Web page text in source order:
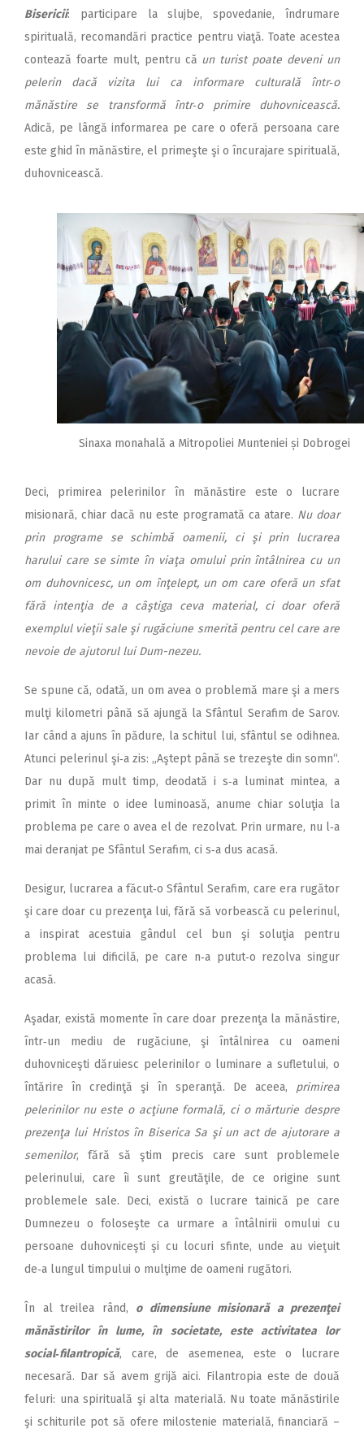
Bisericii: participare la slujbe, spovedanie, îndrumare
spirituală, recomandări practice pentru viaţă. Toate acestea
contează foarte mult, pentru că un turist poate deveni un
pelerin dacă vizita lui ca informare culturală într‑o
mănăstire se transformă într‑o primire duhovnicească.
Adică, pe lângă informarea pe care o oferă persoana care
este ghid în mănăstire, el primeşte şi o încurajare spirituală,
duhovnicească.
Sinaxa monahală a Mitropoliei Munteniei și Dobrogei
Deci, primirea pelerinilor în mănăstire este o lucrare
misionară, chiar dacă nu este programată ca atare. Nu doar
prin programe se schimbă oamenii, ci şi prin lucrarea
harului care se simte în viaţa omului prin întâlnirea cu un
om duhovnicesc, un om înţelept, un om care oferă un sfat
fără intenţia de a câştiga ceva material, ci doar oferă
exemplul vieţii sale şi rugăciune smerită pentru cel care are
nevoie de ajutorul lui Dum-nezeu.
Se spune că, odată, un om avea o problemă mare şi a mers
mulţi kilometri până să ajungă la Sfântul Serafim de Sarov.
Iar când a ajuns în pădure, la schitul lui, sfântul se odihnea.
Atunci pelerinul şi‑a zis: „Aştept până se trezeşte din somn“.
Dar nu după mult timp, deodată i s‑a luminat mintea, a
primit în minte o idee luminoasă, anume chiar soluţia la
problema pe care o avea el de rezolvat. Prin urmare, nu l‑a
mai deranjat pe Sfântul Serafim, ci s‑a dus acasă.
Desigur, lucrarea a făcut‑o Sfântul Serafim, care era rugător
şi care doar cu prezenţa lui, fără să vorbească cu pelerinul,
a inspirat acestuia gândul cel bun şi soluţia pentru
problema lui dificilă, pe care n‑a putut‑o rezolva singur
acasă.
Aşadar, există momente în care doar prezenţa la mănăstire,
într‑un mediu de rugăciune, şi întâlnirea cu oameni
duhovniceşti dăruiesc pelerinilor o luminare a sufletului, o
întărire în credinţă şi în speranţă. De aceea, primirea
pelerinilor nu este o acţiune formală, ci o mărturie despre
prezenţa lui Hristos în Biserica Sa şi un act de ajutorare a
semenilor, fără să ştim precis care sunt problemele
pelerinului, care îi sunt greutăţile, de ce origine sunt
problemele sale. Deci, există o lucrare tainică pe care
Dumnezeu o foloseşte ca urmare a întâlnirii omului cu
persoane duhovniceşti şi cu locuri sfinte, unde au vieţuit
de‑a lungul timpului o mulţime de oameni rugători.
În al treilea rând, o dimensiune misionară a prezenţei
mănăstirilor în lume, în societate, este activitatea lor
social‑filantropică, care, de asemenea, este o lucrare
necesară. Dar să avem grijă aici. Filantropia este de două
feluri: una spirituală şi alta materială. Nu toate mănăstirile
şi schiturile pot să ofere milostenie materială, financiară –